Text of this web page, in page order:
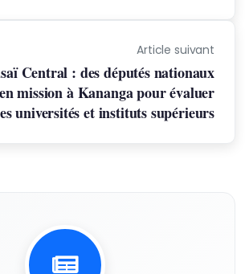
Article suivant
Central : des députés nationaux
en mission à Kananga pour évaluer
universités et instituts supérieurs